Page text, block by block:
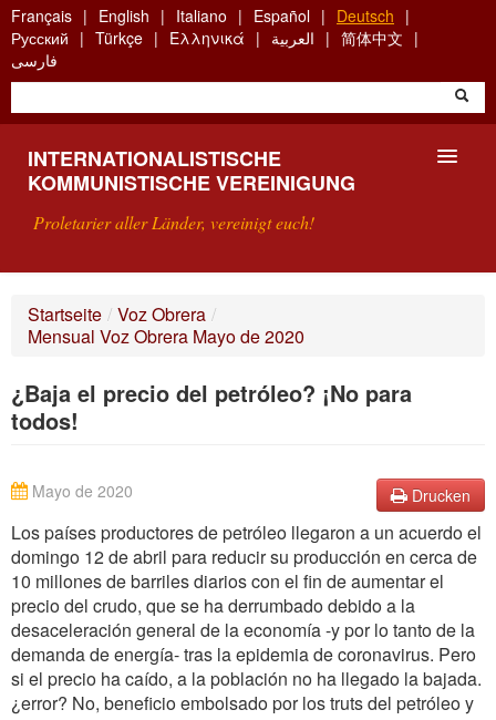
Skip
to
main
content
Français English Italiano Español
Deutsch
Русский
Türkçe Ελληνικά العربية
简体中文
فارسی
INTERNATIONALISTISCHE
KOMMUNISTISCHE VEREINIGUNG
Proletarier aller Länder, vereinigt euch!
WAS IST DIE IKV?
SUCHE
Startseite / Voz Obrera /
Mensual Voz Obrera Mayo de 2020
¿Baja el precio del petróleo? ¡No para
todos!
Drucken
Mayo de 2020
Los países productores de petróleo llegaron a un acuerdo el
domingo 12 de abril para reducir su producción en cerca de
10 millones de barriles diarios con el fin de aumentar el
precio del crudo, que se ha derrumbado debido a la
desaceleración general de la economía -y por lo tanto de la
demanda de energía- tras la epidemia de coronavirus. Pero
si el precio ha caído, a la población no ha llegado la bajada.
¿error? No, beneficio embolsado por los truts del petróleo y